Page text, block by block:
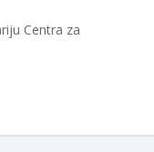
Centra za